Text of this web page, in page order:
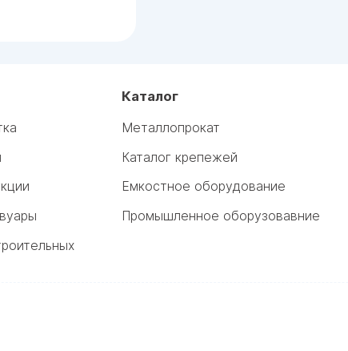
Каталог
Металлопрокат
Каталог крепежей
Емкостное оборудование
Промышленное оборузовавние